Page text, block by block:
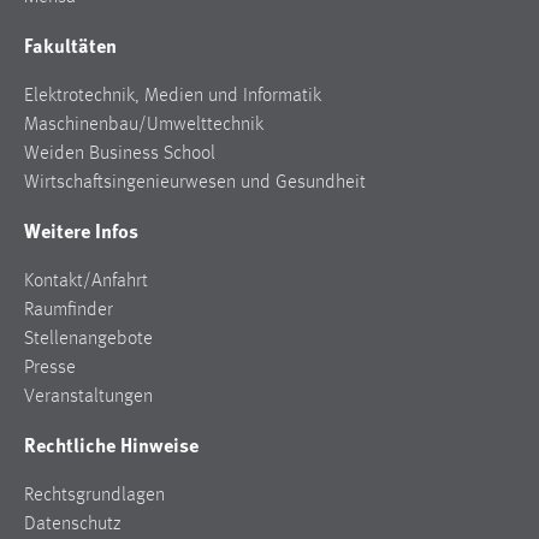
Fakultäten
Elektrotechnik, Medien und Informatik
Maschinenbau/Umwelttechnik
Weiden Business School
Wirtschaftsingenieurwesen und Gesundheit
Weitere Infos
Kontakt/Anfahrt
Raumfinder
Stellenangebote
Presse
Veranstaltungen
Rechtliche Hinweise
Rechtsgrundlagen
Datenschutz
3 Monate
Facebook Pixel
_fbp
Anbieter:
Facebook
3 Monate